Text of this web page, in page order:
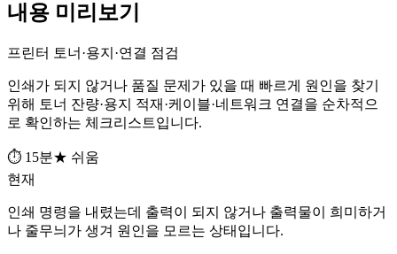
내용 미리보기
프린터 토너·용지·연결 점검
인쇄가 되지 않거나 품질 문제가 있을 때 빠르게 원인을 찾기
위해 토너 잔량·용지 적재·케이블·네트워크 연결을 순차적으
로 확인하는 체크리스트입니다.
⏱ 15분★ 쉬움
현재
인쇄 명령을 내렸는데 출력이 되지 않거나 출력물이 희미하거
나 줄무늬가 생겨 원인을 모르는 상태입니다.